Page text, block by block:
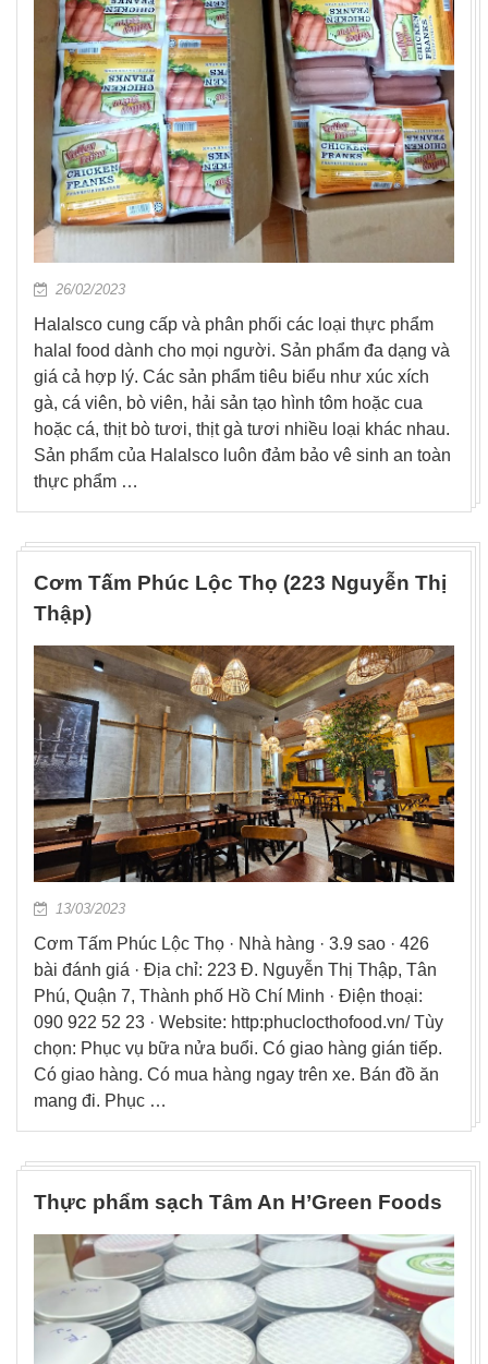
26/02/2023
Halalsco cung cấp và phân phối các loại thực phẩm
halal food dành cho mọi người. Sản phẩm đa dạng và
giá cả hợp lý. Các sản phẩm tiêu biểu như xúc xích
gà, cá viên, bò viên, hải sản tạo hình tôm hoặc cua
hoặc cá, thịt bò tươi, thịt gà tươi nhiều loại khác nhau.
Sản phẩm của Halalsco luôn đảm bảo vê sinh an toàn
thực phẩm …
Cơm Tấm Phúc Lộc Thọ (223 Nguyễn Thị
Thập)
13/03/2023
Cơm Tấm Phúc Lộc Thọ · Nhà hàng · 3.9 sao · 426
bài đánh giá · Địa chỉ: 223 Đ. Nguyễn Thị Thập, Tân
Phú, Quận 7, Thành phố Hồ Chí Minh · Điện thoại:
090 922 52 23 · Website: http:phuclocthofood.vn/ Tùy
chọn: Phục vụ bữa nửa buổi. Có giao hàng gián tiếp.
Có giao hàng. Có mua hàng ngay trên xe. Bán đồ ăn
mang đi. Phục …
Thực phẩm sạch Tâm An H’Green Foods